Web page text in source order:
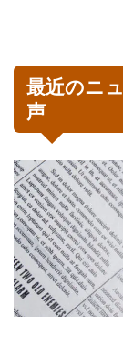
最近のニ
声